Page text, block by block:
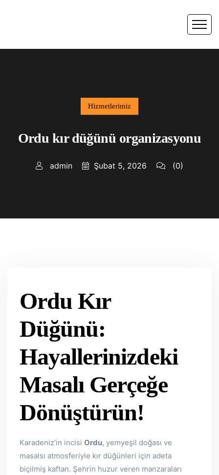
Hizmetlerimiz
Ordu kır düğünü organizasyonu
admin Şubat 5, 2026 (0)
Ordu Kır
Düğünü:
Hayallerinizdeki
Masalı Gerçeğe
Dönüştürün!
Karadeniz’in incisi Ordu, yemyeşil doğası ve
masalsı atmosferiyle kır düğünleri için adeta
biçilmiş kaftan. Şehrin huzur veren manzaraları